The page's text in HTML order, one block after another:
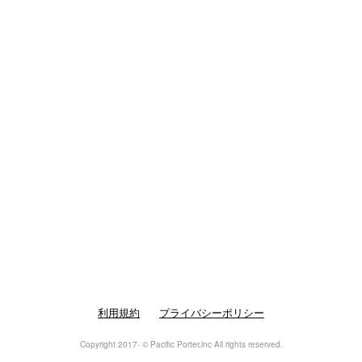
利用規約 プライバシーポリシー
Copyright 2017- © Pacific Porter,inc All rights reserved.